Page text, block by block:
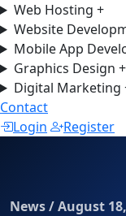
Web Hosting +
Website
Mobile App
Graphics Design +
Digital Marketing
Contact
Login
Register
News / August